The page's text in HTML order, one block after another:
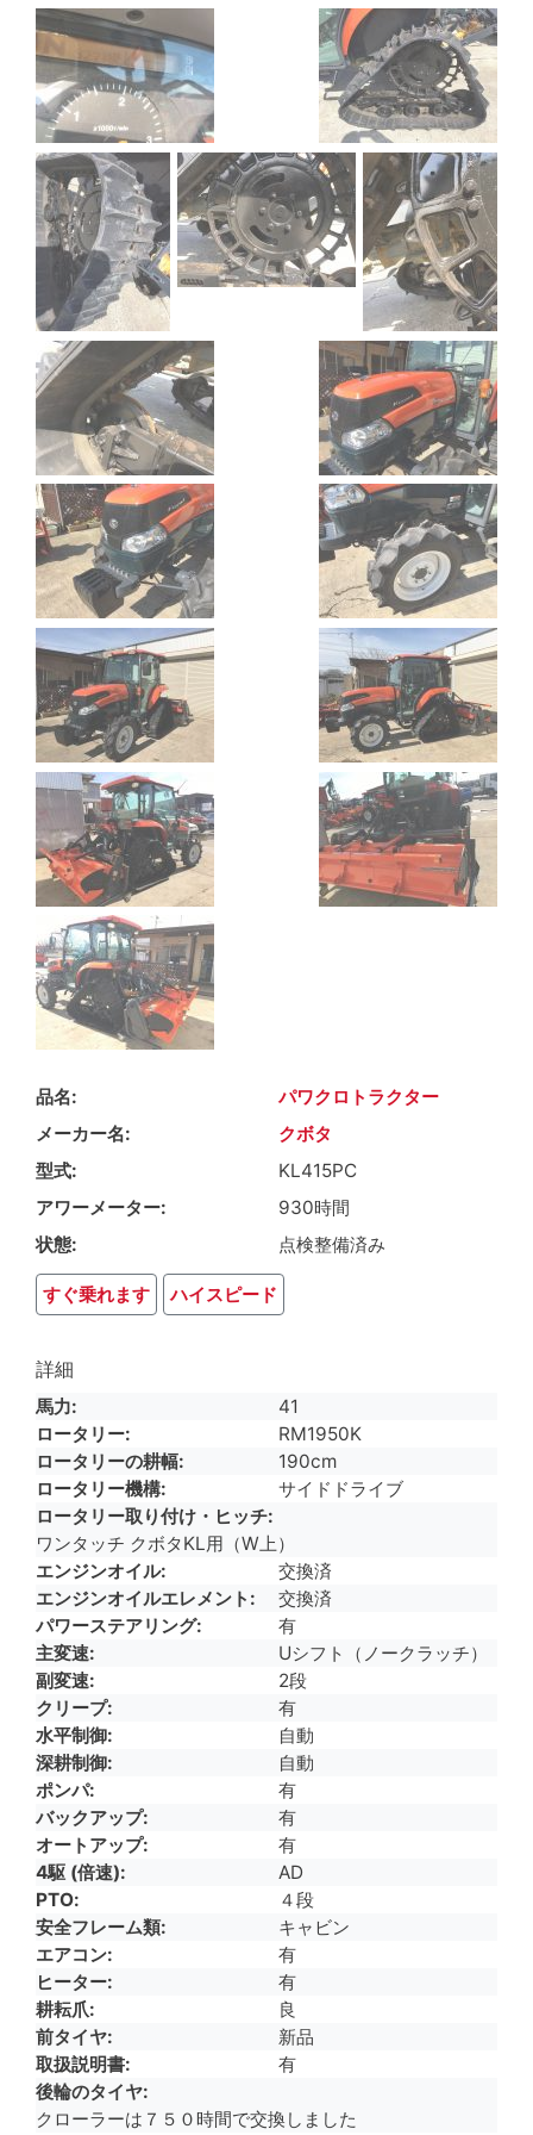
品名
パワクロトラクター
メーカー名
クボタ
型式
KL415PC
アワーメーター
930時間
状態
点検整備済み
すぐ乗れます ハイスピード
詳細
馬力
41
ロータリー
RM1950K
ロータリーの耕幅
190cm
ロータリー機構
サイドドライブ
ロータリー取り付け・ヒッチ
ワンタッチ クボタKL用（W上）
エンジンオイル
交換済
エンジンオイルエレメント
交換済
パワーステアリング
有
主変速
Uシフト（ノークラッチ）
副変速
2段
クリープ
有
水平制御
自動
深耕制御
自動
ポンパ
有
バックアップ
有
オートアップ
有
4駆 (倍速)
AD
PTO
４段
安全フレーム類
キャビン
エアコン
有
ヒーター
有
耕耘爪
良
前タイヤ
新品
取扱説明書
有
後輪のタイヤ
クローラーは７５０時間で交換しました